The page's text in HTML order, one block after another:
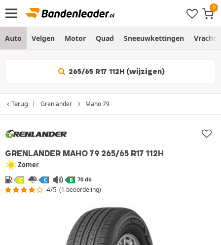
Auto Velgen Motor Quad Sneeuwkettingen
265/65 R17 112H (wijzigen)
Terug Grenlander Maho 79
GRENLANDER MAHO 79 265/65 R17 112H
Zomer
C C B 70 db
4/5 (1 beoordeling)